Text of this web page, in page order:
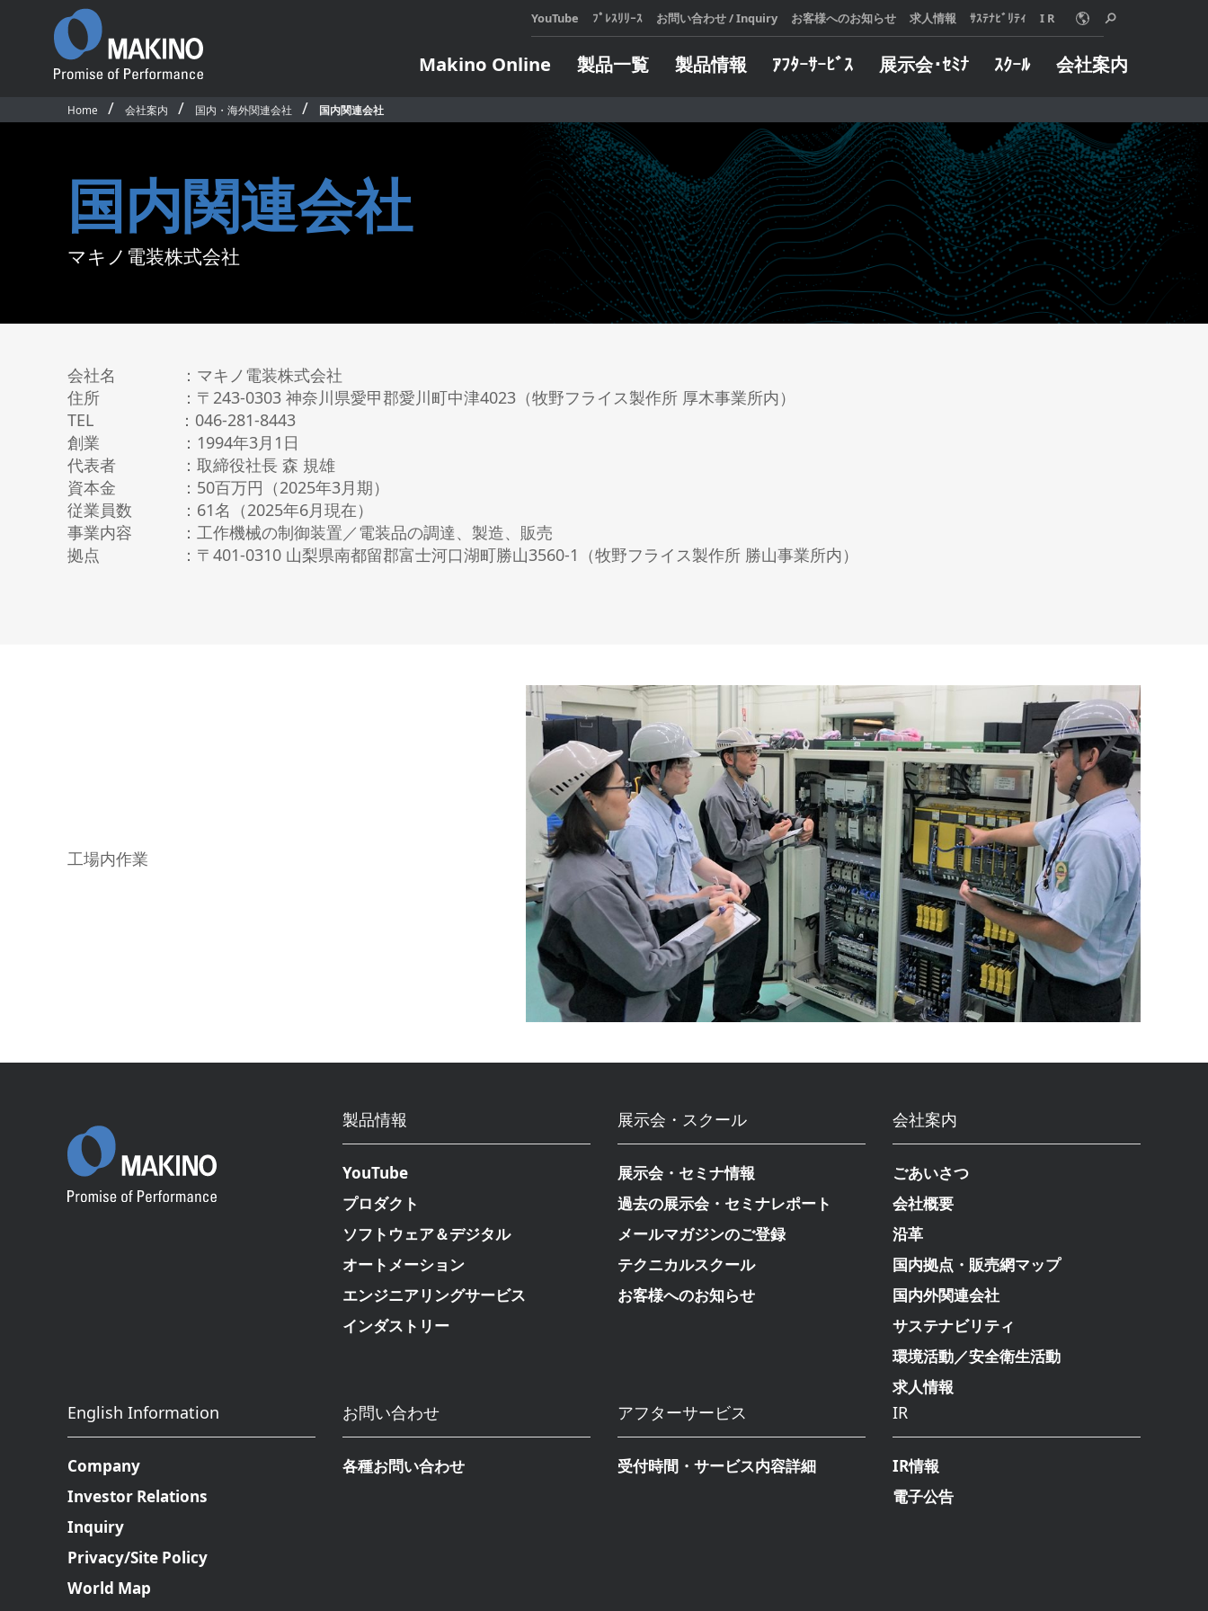
YouTube ﾌﾟﾚｽﾘﾘｰｽ お問い合わせ / Inquiry お客様へのお知らせ 求人情報 ｻｽﾃﾅﾋﾞﾘﾃｨ I R
Makino Online
Makino Online
カタログや加工事例など
をご利用いただけます。
LEARN MORE
製品一覧 製品情報
プロダクト
5軸制御横形マシニングセンタ
5軸制御立形マシニングセンタ
グラファイト加工機
細穴放電加工機
NC放電加工機
ワイヤ放電加工機
レーザ加工機
i GRINDER（研削）
フライス盤
CAD/CAM・ソフト
ソフトウェア＆デジタル
オペレーティングソフトウェア
ネットワークモニタリングシス
テム
オートメーション
インサート自動交換装置
製造支援モバイルロボット
パレット交換システム
パレット搬送システム
ローダ搬送システム
エンジニアリングサービス
ターンキー
インダストリー
自動車
半導体
金型
ｱﾌﾀｰｻｰﾋﾞｽ
アフターサービス
設備機械に万一トラブル
が発生した際は、迅速に
対応いたします。
LEARN MORE
展示会･ｾﾐﾅ
展示会・セミナ
過去の展示会・セミナレポート
メールマガジンのご登録
ｽｸｰﾙ
テクニカルスクール
お申し込み・日程表
定期開催コースのご案内
e Learning コースのご案内
企業向けコースのご案内
会社案内
Promise of
沿革
国内事業所・営業所
国内外関連会社
公的研究活動
環境活動／安全衛生活動
求人情報
I R情報
会社概要
マキノは、使う人、売る
人、造る人、みんなが信
頼しあえることを願い、
全ての製品とサービス、
自らの組織と社員のあり
方において、『クオリテ
Home 会社案内 国内・海外関連会社 国内関連会社
国内関連会社
マキノ電装株式会社
会社名 ：マキノ電装株式会社
住所 ：〒243-0303 神奈川県愛甲郡愛川町中津4023（牧野フライス製作所 厚木事業所内）
TEL ：046-281-8443
創業 ：1994年3月1日
代表者 ：取締役社長 森 規雄
資本金 ：50百万円（2025年3月期）
従業員数 ：61名（2025年6月現在）
事業内容 ：工作機械の制御装置／電装品の調達、製造、販売
拠点 ：〒401-0310 山梨県南都留郡富士河口湖町勝山3560-1（牧野フライス製作所 勝山事業所内）
工場内作業
製品情報
YouTube
プロダクト
ソフトウェア＆デジタル
オートメーション
エンジニアリングサービス
インダストリー
展示会・スクール
展示会・セミナ情報
過去の展示会・セミナレポート
メールマガジンのご登録
テクニカルスクール
お客様へのお知らせ
会社案内
ごあいさつ
会社概要
沿革
国内拠点・販売網マップ
国内外関連会社
サステナビリティ
環境活動／安全衛生活動
求人情報
English Information
Company
Investor Relations
Inquiry
Privacy/Site Policy
World Map
お問い合わせ
各種お問い合わせ
アフターサービス
受付時間・サービス内容詳細
IR
IR情報
電子公告